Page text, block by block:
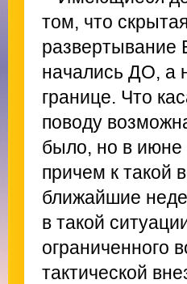
том, что
развертывание
начались ДО, а
границе. Что
поводу
было, но в июне
причем к такой
ближайшие
в такой
ограниченного
тактической